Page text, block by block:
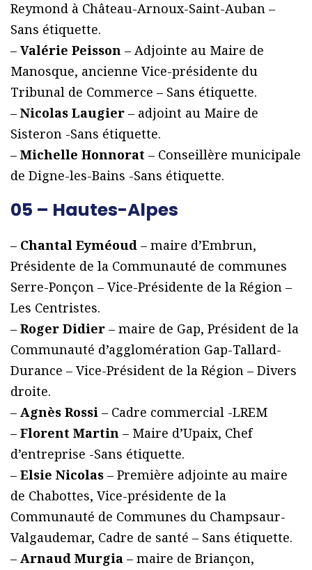
Reymond à Château-Arnoux-Saint-Auban –
Sans étiquette.
– Valérie Peisson – Adjointe au Maire de
Manosque, ancienne Vice-présidente du
Tribunal de Commerce – Sans étiquette.
– Nicolas Laugier – adjoint au Maire de
Sisteron -Sans étiquette.
– Michelle Honnorat – Conseillère municipale
de Digne-les-Bains -Sans étiquette.
05 – Hautes-Alpes
– Chantal Eyméoud – maire d’Embrun,
Présidente de la Communauté de communes
Serre-Ponçon – Vice-Présidente de la Région –
Les Centristes.
– Roger Didier – maire de Gap, Président de la
Communauté d’agglomération Gap-Tallard-
Durance – Vice-Président de la Région – Divers
droite.
– Agnès Rossi – Cadre commercial -LREM
– Florent Martin – Maire d’Upaix, Chef
d’entreprise -Sans étiquette.
– Elsie Nicolas – Première adjointe au maire
de Chabottes, Vice-présidente de la
Communauté de Communes du Champsaur-
Valgaudemar, Cadre de santé – Sans étiquette.
– Arnaud Murgia – maire de Briançon,